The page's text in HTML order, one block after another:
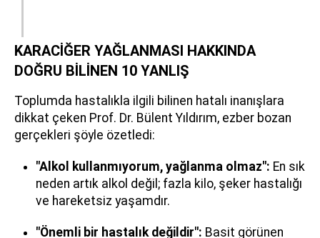
KARACİĞER YAĞLANMASI HAKKINDA
DOĞRU BİLİNEN 10 YANLIŞ
Toplumda hastalıkla ilgili bilinen hatalı inanışlara
dikkat çeken Prof. Dr. Bülent Yıldırım, ezber bozan
gerçekleri şöyle özetledi:
"Alkol kullanmıyorum, yağlanma olmaz": En sık
neden artık alkol değil; fazla kilo, şeker hastalığı
ve hareketsiz yaşamdır.
"Önemli bir hastalık değildir": Basit görünen